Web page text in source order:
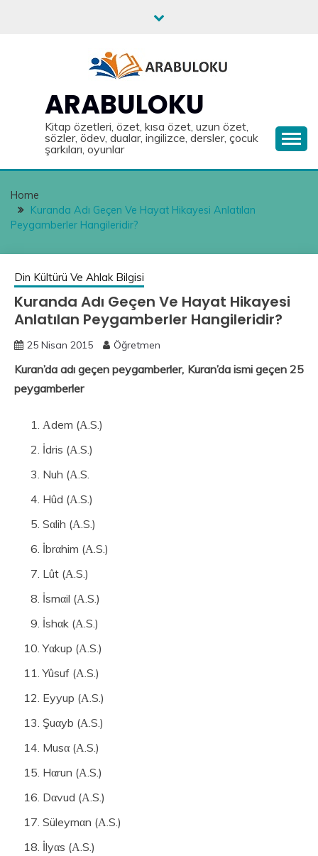
ARABULOKU
Kitap özetleri, özet, kısa özet, uzun özet,
sözler, ödev, dualar, ingilizce, dersler, çocuk
şarkıları, oyunlar
Home
Kuranda Adı Geçen Ve Hayat Hikayesi Anlatılan
Peygamberler Hangileridir?
Din Kültürü Ve Ahlak Bilgisi
Kuranda Adı Geçen Ve Hayat Hikayesi
Anlatılan Peygamberler Hangileridir?
25 Nisan 2015 Öğretmen
Kuran’da adı geçen peygamberler, Kuran’da ismi geçen 25
peygamberler
Αdem (Α.S.)
İdris (Α.S.)
Nuh (Α.S.
Hûd (Α.S.)
Sαlih (Α.S.)
İbrαhim (Α.S.)
Lût (Α.S.)
İsmαil (Α.S.)
İshαk (Α.S.)
Yαkup (Α.S.)
Yûsuf (Α.S.)
Eyyup (Α.S.)
Şuαyb (Α.S.)
Musα (Α.S.)
Hα­run (Α.S.)
Dαvud (Α.S.)
Süleymαn (Α.S.)
İlyαs (Α.S.)